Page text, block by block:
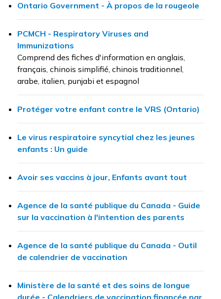
Ontario Government - À propos de la rougeole
PCMCH - Respiratory Viruses and
Immunizations
Comprend des fiches d'information en anglais,
français, chinois simplifié, chinois traditionnel,
arabe, italien, punjabi et espagnol
Protéger votre enfant contre le VRS (Ontario)
Le virus respiratoire syncytial chez les jeunes
enfants : Un guide
Avoir ses vaccins à jour, Enfants avant tout
Agence de la santé publique du Canada - Guide
sur la vaccination à l'intention des parents
Agence de la santé publique du Canada - Outil
de calendrier de vaccination
Ministère de la santé et des soins de longue
durée - Calendriers de vaccination financée par